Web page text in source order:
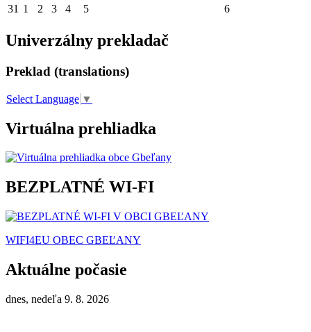
31 1 2 3 4 5 6
Univerzálny prekladač
Preklad (translations)
Select Language ▼
Virtuálna prehliadka
BEZPLATNÉ WI-FI
WIFI4EU OBEC GBEĽANY
Aktuálne počasie
dnes, nedeľa 9. 8. 2026